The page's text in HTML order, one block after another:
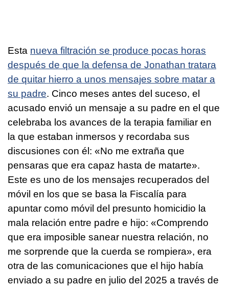
Esta nueva filtración se produce pocas horas
después de que la defensa de Jonathan tratara
de quitar hierro a unos mensajes sobre matar a
su padre. Cinco meses antes del suceso, el
acusado envió un mensaje a su padre en el que
celebraba los avances de la terapia familiar en
la que estaban inmersos y recordaba sus
discusiones con él: «No me extraña que
pensaras que era capaz hasta de matarte».
Este es uno de los mensajes recuperados del
móvil en los que se basa la Fiscalía para
apuntar como móvil del presunto homicidio la
mala relación entre padre e hijo: «Comprendo
que era imposible sanear nuestra relación, no
me sorprende que la cuerda se rompiera», era
otra de las comunicaciones que el hijo había
enviado a su padre en julio del 2025 a través de